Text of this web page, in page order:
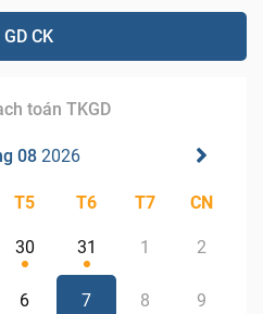
CK
toán TKGD
08 2026
T5 T6 T7 CN
30 31 1 2
6 7 8 9